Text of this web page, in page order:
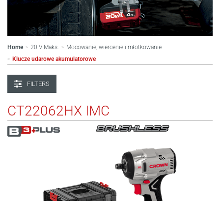
Home > 20 V Maks. > Mocowanie, wiercenie i młotkowanie
> Klucze udarowe akumulatorowe
FILTERS
CT22062HX IMC